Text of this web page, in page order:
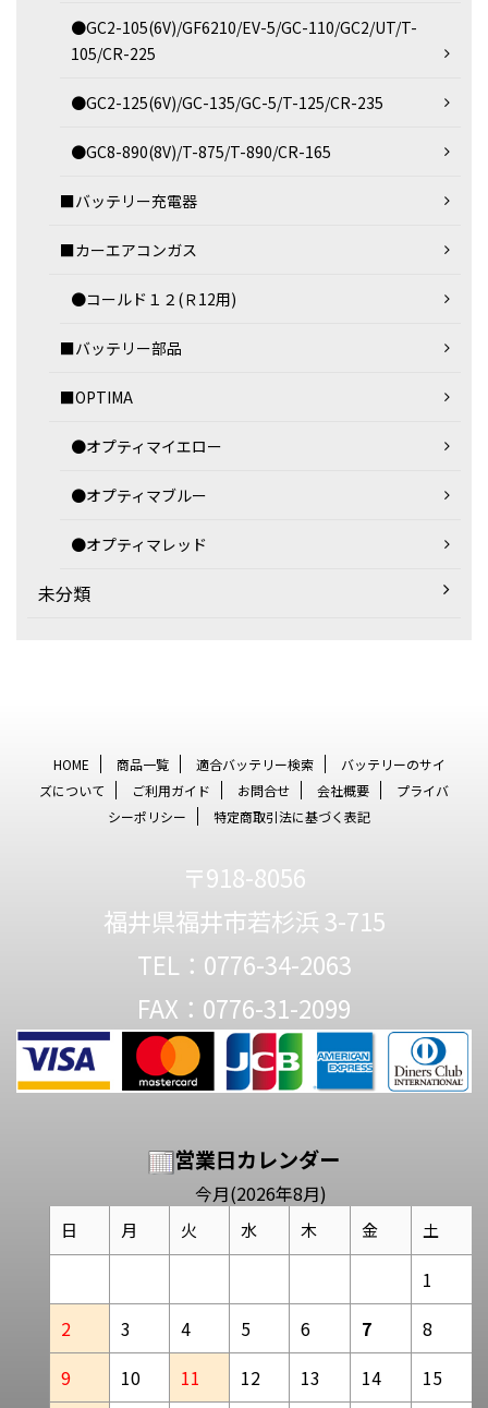
●GC2-105(6V)/GF6210/EV-5/GC-110/GC2/UT/T-
105/CR-225
●GC2-125(6V)/GC-135/GC-5/T-125/CR-235
●GC8-890(8V)/T-875/T-890/CR-165
■バッテリー充電器
■カーエアコンガス
●コールド１２(Ｒ12用)
■バッテリー部品
■OPTIMA
●オプティマイエロー
●オプティマブルー
●オプティマレッド
未分類
HOME 商品一覧 適合バッテリー検索
バッテリーのサイ
ズについて
ご利用ガイド お問合せ 会社概要
プライバ
シーポリシー
特定商取引法に基づく表記
〒918-8056
福井県福井市若杉浜 3-715
TEL：0776-34-2063
FAX：0776-31-2099
営業日カレンダー
今月(2026年8月)
日 月 火 水 木 金 土
1
2
3 4 5 6 7
8
9
10 11 12 13 14
15